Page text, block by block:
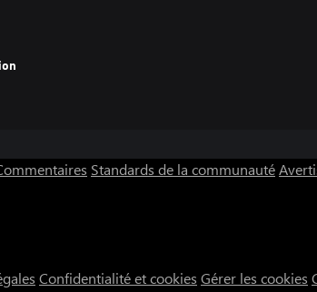
ajoutent
disponible
Standards de la communauté
Confidentialité et cookies Gérer les cookies